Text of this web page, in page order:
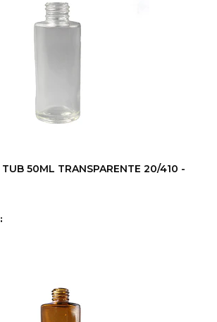
50ML TRANSPARENTE 20/410 -